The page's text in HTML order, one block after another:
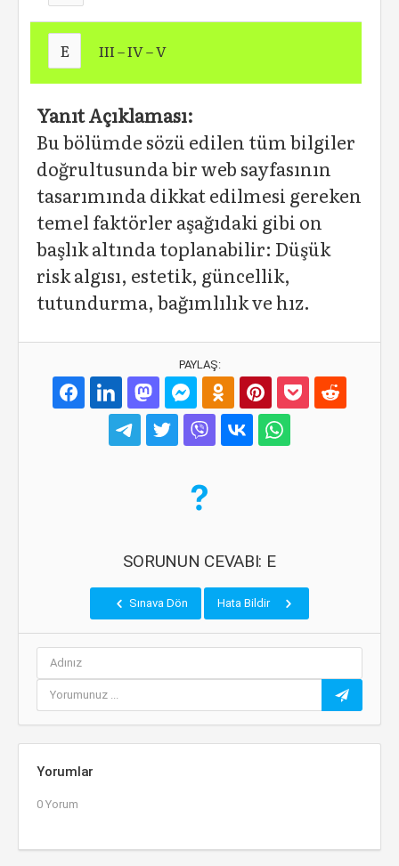
E III – IV – V
Yanıt Açıklaması:
Bu bölümde sözü edilen tüm bilgiler
doğrultusunda bir web sayfasının
tasarımında dikkat edilmesi gereken
temel faktörler aşağıdaki gibi on
başlık altında toplanabilir: Düşük
risk algısı, estetik, güncellik,
tutundurma, bağımlılık ve hız.
PAYLAŞ:
SORUNUN CEVABI: E
Sınava Dön Hata Bildir
Yorumlar
0 Yorum